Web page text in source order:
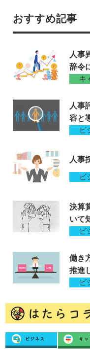
おすすめ記事
人事
辞令
キ
人事
容と
ビ
人事
ビ
決算
いて
ビ
働き
推進
ビ